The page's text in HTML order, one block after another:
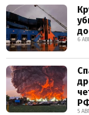
6
5